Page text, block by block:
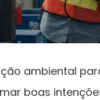
ambiental
boas